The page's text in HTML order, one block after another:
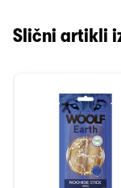
Slični artikli